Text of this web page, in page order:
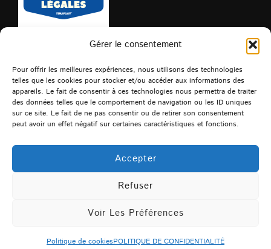
Gérer le consentement
Pour offrir les meilleures expériences, nous utilisons des technologies
telles que les cookies pour stocker et/ou accéder aux informations des
appareils. Le fait de consentir à ces technologies nous permettra de traiter
des données telles que le comportement de navigation ou les ID uniques
sur ce site. Le fait de ne pas consentir ou de retirer son consentement
peut avoir un effet négatif sur certaines caractéristiques et fonctions.
Accepter
Refuser
Voir Les Préférences
Politique de cookiesPOLITIQUE DE CONFIDENTIALITÉ
Que recherchez-vous?
pour :
Copyright © 2026 TEMAPLAST